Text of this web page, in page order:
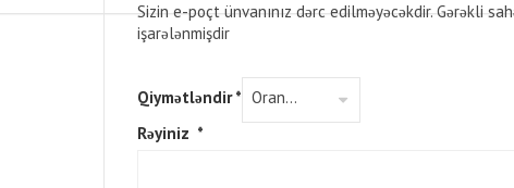
Sizin e-poçt ünvanınız dərc edilməyəcəkdir. Gərəkli
işarələnmişdir
Qiymətləndir*
Rəyiniz *